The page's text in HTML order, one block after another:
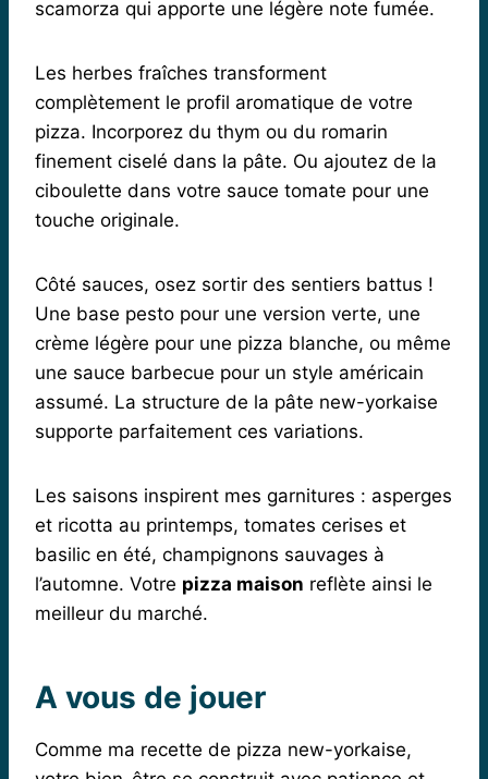
scamorza qui apporte une légère note fumée.
Les herbes fraîches transforment
complètement le profil aromatique de votre
pizza. Incorporez du thym ou du romarin
finement ciselé dans la pâte. Ou ajoutez de la
ciboulette dans votre sauce tomate pour une
touche originale.
Côté sauces, osez sortir des sentiers battus !
Une base pesto pour une version verte, une
crème légère pour une pizza blanche, ou même
une sauce barbecue pour un style américain
assumé. La structure de la pâte new-yorkaise
supporte parfaitement ces variations.
Les saisons inspirent mes garnitures : asperges
et ricotta au printemps, tomates cerises et
basilic en été, champignons sauvages à
l’automne. Votre pizza maison reflète ainsi le
meilleur du marché.
A vous de jouer
Comme ma recette de pizza new-yorkaise,